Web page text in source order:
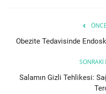
Teknoloji
Obezite Tedavisinde
SONRAKI
Salamın Gizli Tehlikesi: